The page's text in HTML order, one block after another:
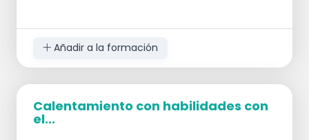
Pases con movimiento de ataque: unos
pasos hacia la portería, pasar y retroceder.
Añadir a la formación
Calentamiento con habilidades con
el...